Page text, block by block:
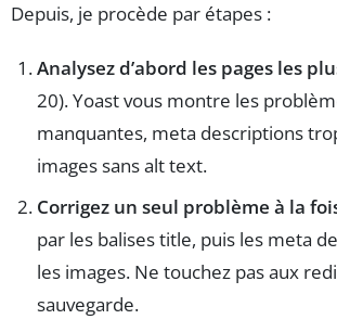
Depuis, je procède par étapes :
Analysez d’abord les pages les
20). Yoast vous montre les
manquantes, meta descriptions
images sans alt text.
Corrigez un seul problème à la
par les balises title, puis les meta
les images. Ne touchez pas aux
sauvegarde.